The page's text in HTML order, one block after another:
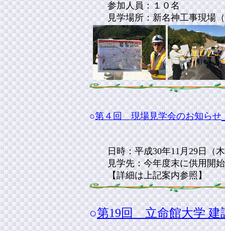
参加人員：１０名
見学場所：新名神工事現場（
○第４回 現場見学会のお知らせ
日時：平成30年11月29日
見学先：今年度末に供用開始
【詳細は上記案内参照】
○第19回 立命館大学 建